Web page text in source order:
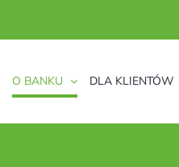
O BANKU DLA KLIENTÓW